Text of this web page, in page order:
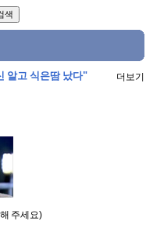
알고 식은땀 났다" 더보기
주세요)